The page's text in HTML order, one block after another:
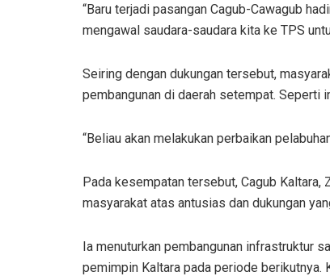
“Baru terjadi pasangan Cagub-Cawagub
mengawal saudara-saudara kita ke TPS
Seiring dengan dukungan tersebut,
pembangunan di daerah setempat. Seperti
“Beliau akan melakukan perbaikan
Pada kesempatan tersebut, Cagub
masyarakat atas antusias dan dukungan
Ia menuturkan pembangunan infrastruktur
pemimpin Kaltara pada periode berikutnya.